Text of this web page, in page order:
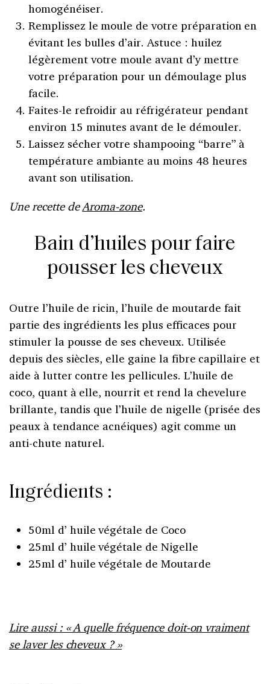
homogénéiser.
Remplissez le moule de votre préparation en
évitant les bulles d’air. Astuce : huilez
légèrement votre moule avant d’y mettre
votre préparation pour un démoulage plus
facile.
Faites-le refroidir au réfrigérateur pendant
environ 15 minutes avant de le démouler.
Laissez sécher votre shampooing “barre” à
température ambiante au moins 48 heures
avant son utilisation.
Une recette deAroma-zone.
Bain d’huiles pour faire
pousser les cheveux
Outre l’huile de ricin, l’huile de moutarde fait
partie des ingrédients les plus efficaces pour
stimuler la pousse de ses cheveux. Utilisée
depuis des siècles, elle gaine la fibre capillaire et
aide à lutter contre les pellicules. L’huile de
coco, quant à elle, nourrit et rend la chevelure
brillante, tandis que l’huile de nigelle (prisée des
peaux à tendance acnéiques) agit comme un
anti-chute naturel.
Ingrédients :
50ml d’ huile végétale de Coco
25ml d’ huile végétale de Nigelle
25ml d’ huile végétale de Moutarde
Lire aussi : « A quelle fréquence doit-on vraiment
se laver les cheveux ? »